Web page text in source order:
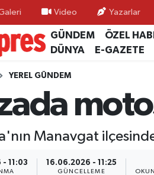
Video Yazarlar
GÜNDEM ÖZEL
DÜNYA
E-GAZETE
YEREL GÜNDEM
Manavgat
11:03 16.06.2026 - 11:25
GÜNCELLEME
ve Fikstür